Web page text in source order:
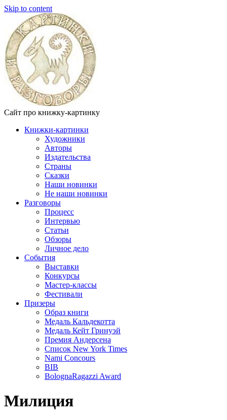
Skip to content
Сайт про книжку-картинку
Книжки-картинки
Художники
Авторы
Издательства
Страны
Сказки
Наши новинки
Не наши новинки
Разговоры
Процесс
Интервью
Статьи
Обзоры
Личное дело
События
Выставки
Конкурсы
Мастер-классы
Фестивали
Призеры
Образ книги
Медаль Кальдекотта
Медаль Кейт Гринуэй
Премия Андерсена
Список New York Times
Nami Concours
BIB
BolognaRagazzi Award
Милиция